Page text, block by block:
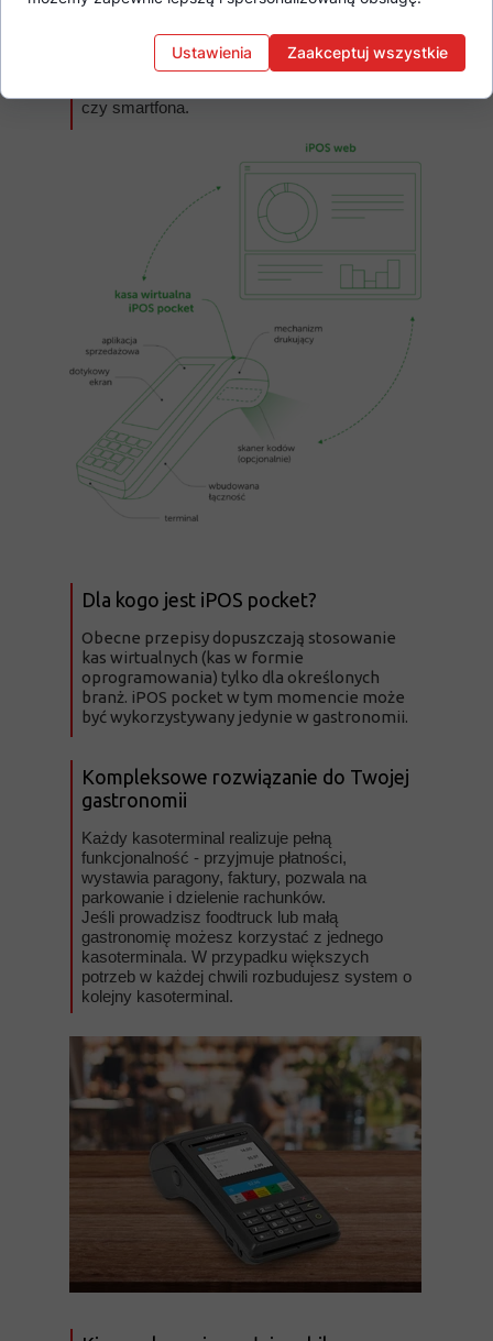
Każdy kasoterminal realizuje pełną
funkcjonalność - przyjmuje płatności,
wystawia paragony, faktury, pozwala na
parkowanie i dzielenie rachunków.
Jeśli prowadzisz foodtruck lub małą
gastronomię możesz korzystać z jednego
kasoterminala. W przypadku większych
potrzeb w każdej chwili rozbudujesz system o
kolejny kasoterminal.
Kompleksowe rozwiązanie do Twojej
gastronomii
płatności, wydrukuje paragony i faktury.
kasoterminal lub element systemu złożonego
z kilku kasoterminali. Dodatkowo wszystkie
czy smartfona.
Obecne przepisy dopuszczają stosowanie
kas wirtualnych (kas w formie
oprogramowania) tylko dla określonych
branż. iPOS pocket w tym momencie może
być wykorzystywany jedynie w gastronomii.
Dla kogo jest iPOS pocket?
Ustawienia Zaakceptuj wszystkie